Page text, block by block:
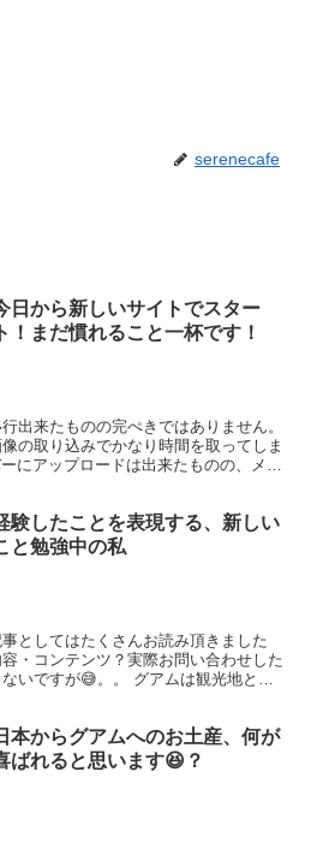
serenecafe
日から新しいサイトでスター
ト！まだ慣れること一杯です！
出来たものの完ぺきではありません。
の取り込みでかなり時間を取ってしま
にアップロードは出来たものの、メデ
験したことを表現する、新しい
と勉強中の私
としてはたくさんお読み頂きました
・コンテンツ？実際お問い合わせした
いですが😅。。 グアムは観光地とし
本からグアムへのお土産、何が
ばれると思います😆？